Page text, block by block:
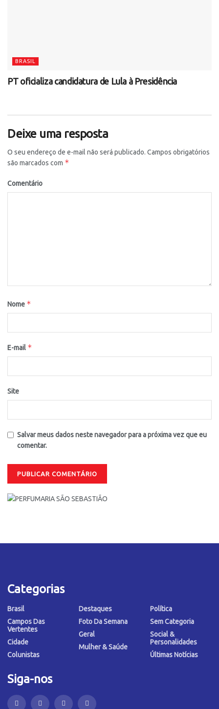
BRASIL
PT oficializa candidatura de Lula à Presidência
Deixe uma resposta
O seu endereço de e-mail não será publicado. Campos obrigatórios
são marcados com *
Comentário
Nome *
E-mail *
Site
Salvar meus dados neste navegador para a próxima vez que eu
comentar.
Categorias
Brasil
Campos Das
Vertentes
Cidade
Colunistas
Destaques
Foto Da Semana
Geral
Mulher & Saúde
Política
Sem Categoria
Social &
Personalidades
Últimas Notícias
Siga-nos